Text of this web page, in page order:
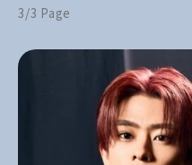
3/3 Page